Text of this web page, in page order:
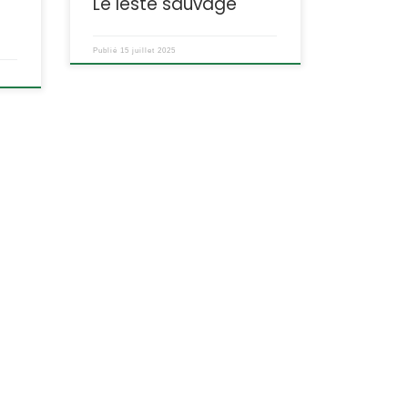
ETYMOLOGIE : Le nom de […]
Publié 15 juillet 2025